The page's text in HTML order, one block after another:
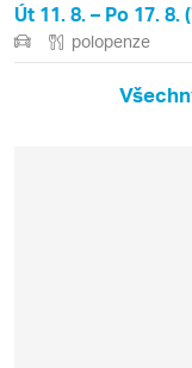
Út 11. 8. – Po 17. 8.
polopenze